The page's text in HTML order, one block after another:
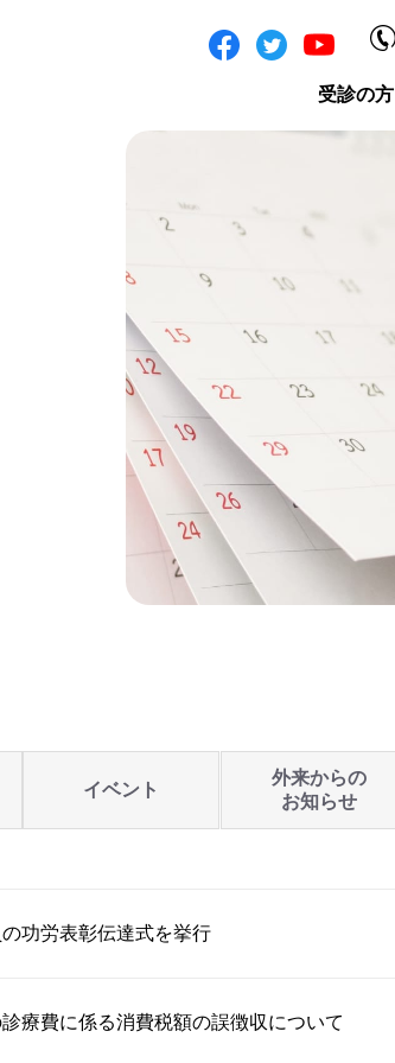
受診の方
イベント
外来からの
お知らせ
功労表彰伝達式を挙行
療費に係る消費税額の誤徴収について